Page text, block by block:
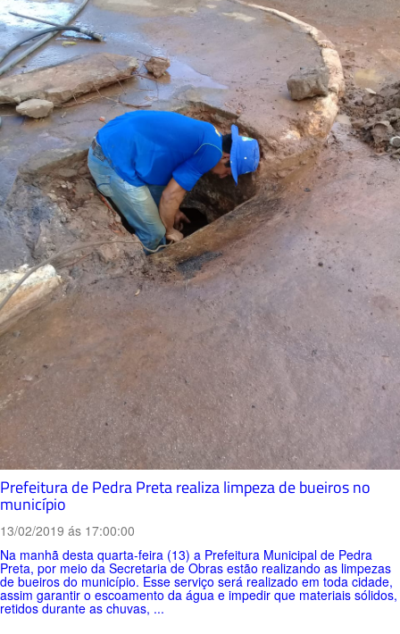
Prefeitura de Pedra Preta realiza limpeza de bueiros no
município
13/02/2019 ás 17:00:00
Na manhã desta quarta-feira (13) a Prefeitura Municipal de Pedra
Preta, por meio da Secretaria de Obras estão realizando as limpezas
de bueiros do município. Esse serviço será realizado em toda cidade,
assim garantir o escoamento da água e impedir que materiais sólidos,
retidos durante as chuvas, ...